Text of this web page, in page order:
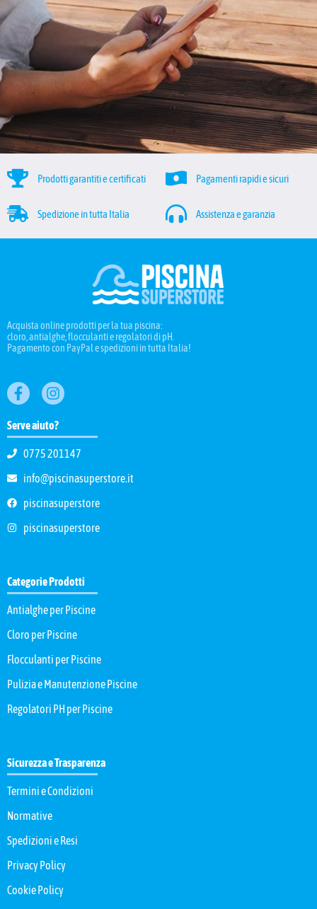
Prodotti garantiti e certificati Pagamenti rapidi e sicuri
Spedizione in tutta Italia Assistenza e garanzia
Acquista online prodotti per la tua piscina:
cloro, antialghe, flocculanti e regolatori di pH.
Pagamento con PayPal e spedizioni in tutta Italia!
Serve aiuto?
0775 201147
info@piscinasuperstore.it
piscinasuperstore
piscinasuperstore
Categorie Prodotti
Antialghe per Piscine
Cloro per Piscine
Flocculanti per Piscine
Pulizia e Manutenzione Piscine
Regolatori PH per Piscine
Sicurezza e Trasparenza
Termini e Condizioni
Normative
Spedizioni e Resi
Privacy Policy
Cookie Policy